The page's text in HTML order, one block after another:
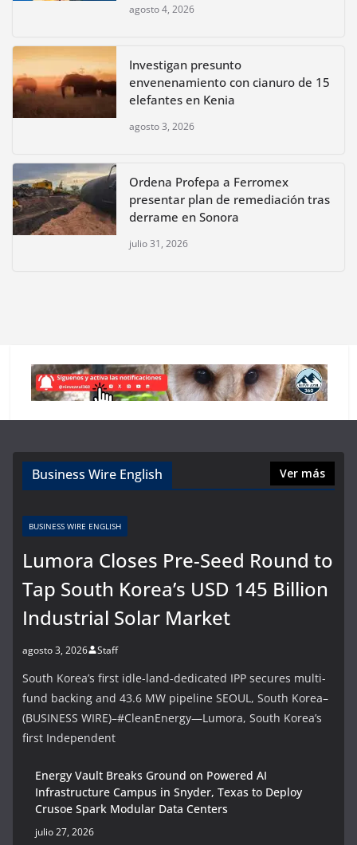
agosto 4, 2026
Investigan presunto
envenenamiento con cianuro de 15
elefantes en Kenia
agosto 3, 2026
Ordena Profepa a Ferromex
presentar plan de remediación tras
derrame en Sonora
julio 31, 2026
Business Wire English Ver más
BUSINESS WIRE ENGLISH
Lumora Closes Pre-Seed Round to
Tap South Korea’s USD 145 Billion
Industrial Solar Market
agosto 3, 2026 Staff
South Korea’s first idle-land-dedicated IPP secures multi-
fund backing and 43.6 MW pipeline SEOUL, South Korea–
(BUSINESS WIRE)–#CleanEnergy—Lumora, South Korea’s
first Independent
Energy Vault Breaks Ground on Powered AI
Infrastructure Campus in Snyder, Texas to Deploy
Crusoe Spark Modular Data Centers
julio 27, 2026